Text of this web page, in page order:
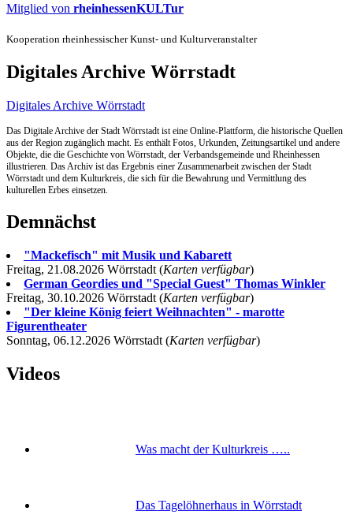
Mitglied von rheinhessenKULTur
Kooperation rheinhessischer Kunst- und Kulturveranstalter
Digitales Archive Wörrstadt
Digitales Archive Wörrstadt
Das Digitale Archive der Stadt Wörrstadt ist eine Online-Plattform, die historische Quellen
aus der Region zugänglich macht. Es enthält Fotos, Urkunden, Zeitungsartikel und andere
Objekte, die die Geschichte von Wörrstadt, der Verbandsgemeinde und Rheinhessen
illustrieren. Das Archiv ist das Ergebnis einer Zusammenarbeit zwischen der Stadt
Wörrstadt und dem Kulturkreis, die sich für die Bewahrung und Vermittlung des
kulturellen Erbes einsetzen.
Demnächst
"Mackefisch" mit Musik und Kabarett
Freitag, 21.08.2026 Wörrstadt (Karten verfügbar)
German Geordies und "Special Guest" Thomas Winkler
Freitag, 30.10.2026 Wörrstadt (Karten verfügbar)
"Der kleine König feiert Weihnachten" - marotte
Figurentheater
Sonntag, 06.12.2026 Wörrstadt (Karten verfügbar)
Videos
Was macht der Kulturkreis …..
Das Tagelöhnerhaus in Wörrstadt